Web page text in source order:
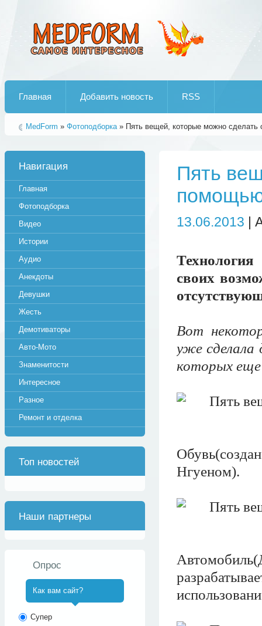
Главная Добавить новость RSS
MedForm » Фотоподборка» Пять вещей, которые можно сделать
Пять
13.06.2013 |
своих
Вот
уже сделала
которых еще
Нгуеном).
Навигация
Главная
Фотоподборка
Видео
Истории
Аудио
Анекдоты
Девушки
Жесть
Демотиваторы
Авто-Мото
Знаменитости
Интересное
Разное
Ремонт и отделка
Топ новостей
Наши партнеры
Опрос
Как вам сайт?
Супер